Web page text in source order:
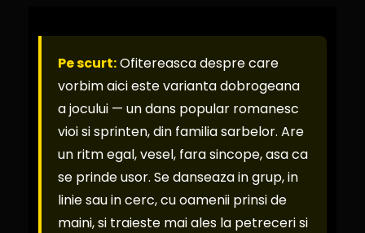
Pe scurt:Ofitereasca despre care
vorbim aici este varianta dobrogeana
a jocului — un dans popular romanesc
vioi si sprinten, din familia sarbelor. Are
un ritm egal, vesel, fara sincope, asa ca
se prinde usor. Se danseaza in grup, in
linie sau in cerc, cu oamenii prinsi de
maini, si traieste mai ales la petreceri si